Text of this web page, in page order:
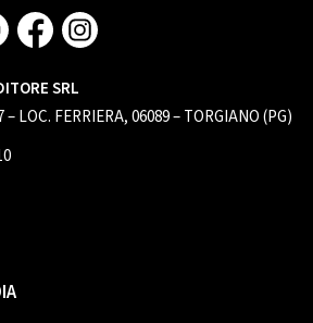
SRL
LOC. FERRIERA, 06089 – TORGIANO (PG)